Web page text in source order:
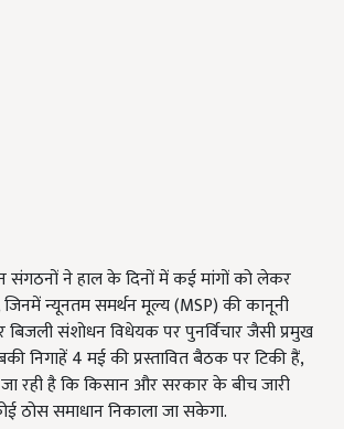
संगठनों ने हाल के दिनों में कई मांगों को लेकर
न्यूनतम समर्थन मूल्य (MSP) की कानूनी
बिजली संशोधन विधेयक पर पुनर्विचार जैसी प्रमुख
निगाहें 4 मई की प्रस्तावित बैठक पर टिकी हैं,
रही है कि किसान और सरकार के बीच जारी
ठोस समाधान निकाला जा सकेगा.